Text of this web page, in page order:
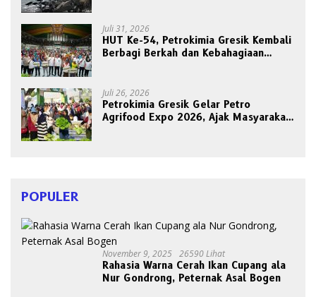
Juli 31, 2026
HUT Ke-54, Petrokimia Gresik Kembali
Berbagi Berkah dan Kebahagiaan
Juli 26, 2026
Petrokimia Gresik Gelar Petro
Agrifood Expo 2026, Ajak Masyarakat
POPULER
November 9, 2025 26590 Lihat
Rahasia Warna Cerah Ikan Cupang ala
Nur Gondrong, Peternak Asal Bogen